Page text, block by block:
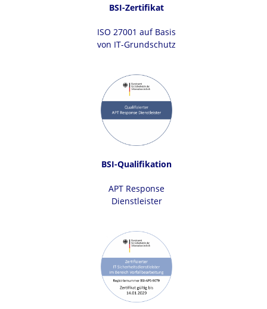
BSI-Zertifikat
ISO 27001 auf Basis
von IT-Grundschutz
BSI-Qualifikation
APT Response
Dienstleister